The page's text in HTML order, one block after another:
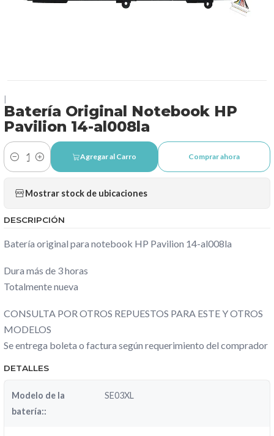
Batería Original Notebook HP
Pavilion 14-al008la
Cantidad
Agregar al Carro Comprar ahora
Mostrar stock de ubicaciones
DESCRIPCIÓN
Batería original para notebook HP Pavilion 14-al008la
Dura más de 3 horas
Totalmente nueva
CONSULTA POR OTROS REPUESTOS PARA ESTE Y OTROS
MODELOS
Se entrega boleta o factura según requerimiento del comprador
DETALLES
Modelo de la
batería::
SE03XL